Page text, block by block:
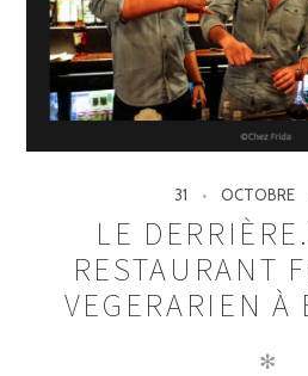
31 OCTOBRE
LE
RESTAURANT
VEGERARIEN À
✻